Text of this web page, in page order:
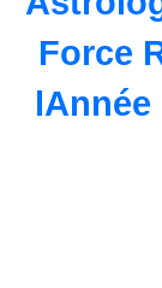
Force